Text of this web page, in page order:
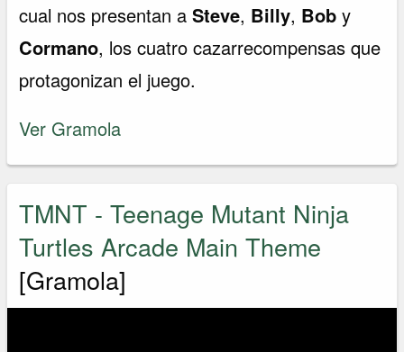
cual nos presentan aSteve, Billy, Bob y
Cormano, los cuatro cazarrecompensas que
protagonizan el juego.
Ver Gramola
TMNT - Teenage Mutant Ninja
Turtles Arcade Main Theme
[Gramola]